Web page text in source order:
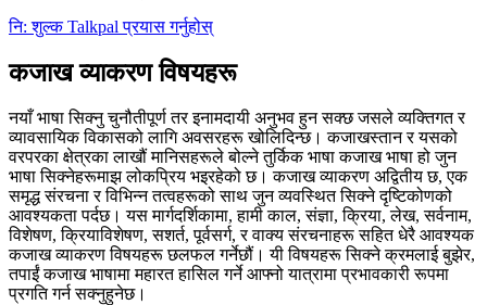
नि: शुल्क Talkpal प्रयास गर्नुहोस्
कजाख व्याकरण विषयहरू
नयाँ भाषा सिक्नु चुनौतीपूर्ण तर इनामदायी अनुभव हुन सक्छ जसले व्यक्तिगत र
व्यावसायिक विकासको लागि अवसरहरू खोलिदिन्छ। कजाखस्तान र यसको
वरपरका क्षेत्रका लाखौं मानिसहरूले बोल्ने तुर्किक भाषा कजाख भाषा हो जुन
भाषा सिक्नेहरूमाझ लोकप्रिय भइरहेको छ। कजाख व्याकरण अद्वितीय छ, एक
समृद्ध संरचना र विभिन्न तत्वहरूको साथ जुन व्यवस्थित सिक्ने दृष्टिकोणको
आवश्यकता पर्दछ। यस मार्गदर्शिकामा, हामी काल, संज्ञा, क्रिया, लेख, सर्वनाम,
विशेषण, क्रियाविशेषण, सशर्त, पूर्वसर्ग, र वाक्य संरचनाहरू सहित धेरै आवश्यक
कजाख व्याकरण विषयहरू छलफल गर्नेछौं। यी विषयहरू सिक्ने क्रमलाई बुझेर,
तपाईं कजाख भाषामा महारत हासिल गर्ने आफ्नो यात्रामा प्रभावकारी रूपमा
प्रगति गर्न सक्नुहुनेछ।